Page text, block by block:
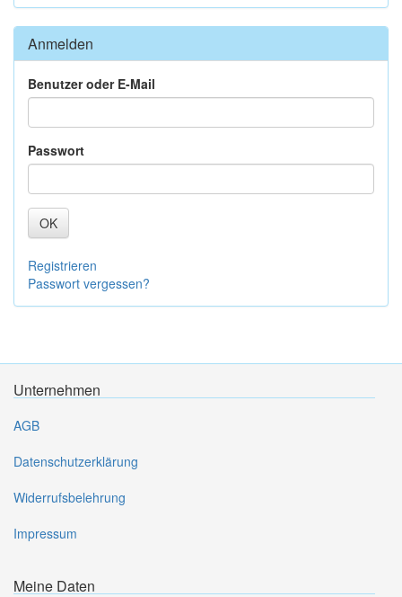
Anmelden
Benutzer oder E-Mail
Passwort
OK
Registrieren
Passwort vergessen?
Unternehmen
AGB
Datenschutzerklärung
Widerrufsbelehrung
Impressum
Meine Daten